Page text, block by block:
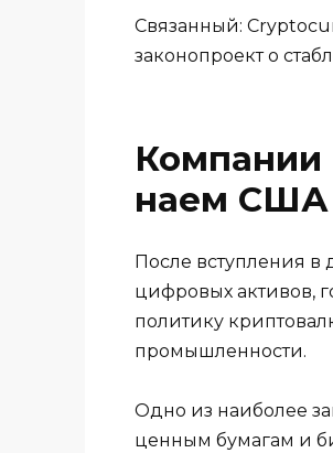
Связанный:
законопроект о
Компании
наем США
После вступления в
цифровых активов,
политику
промышленности.
Одно из наиболее
ценным бумагам и